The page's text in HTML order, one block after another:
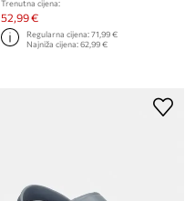
Trenutna cijena:
52,99 €
Regularna cijena:71,99 €
Najniža cijena:62,99 €